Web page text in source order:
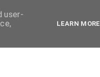
user-
LEARN MORE